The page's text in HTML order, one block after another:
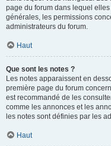
page du forum dans lequel
générales, les permissions
administrateurs du forum.
Haut
Que sont les notes ?
Les notes apparaissent en
première page du forum
est recommandé de les
comme les annonces et les
les notes sont définies par les
Haut